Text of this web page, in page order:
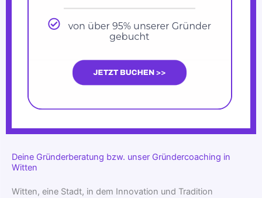
Deine Gründerberatung bzw. unser Gründercoaching in
Witten
Witten, eine Stadt, in dem Innovation und Tradition